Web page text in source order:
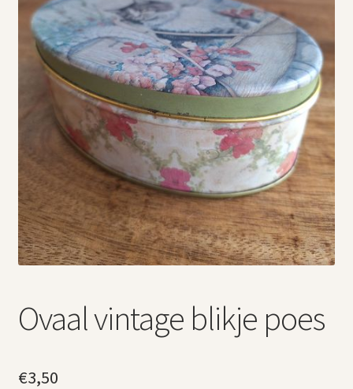
Vintage boeken en strips
Kerst
Ovaal vintage blikje poes
€3,50